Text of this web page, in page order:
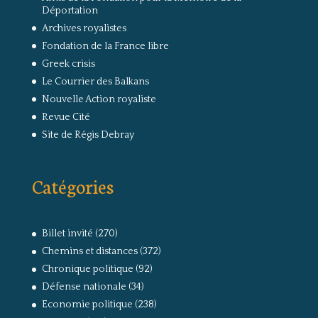
Déportation
Archives royalistes
Fondation de la France libre
Greek crisis
Le Courrier des Balkans
Nouvelle Action royaliste
Revue Cité
Site de Régis Debray
Catégories
Billet invité (270)
Chemins et distances(372)
Chronique politique (92)
Défense nationale (34)
Economie politique (238)